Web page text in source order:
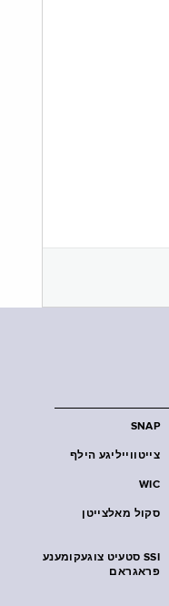
SNAP
צייטווייליגע הילף
WIC
סקול מאלצייטן
SSI סטעיט צוגעקומענע
פראגראם